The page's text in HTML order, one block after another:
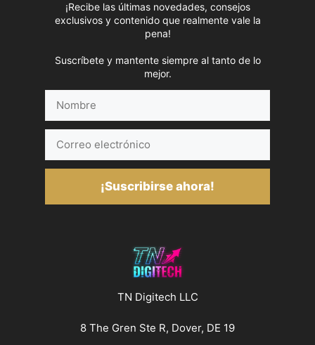
¡Recibe las últimas novedades, consejos
exclusivos y contenido que realmente vale la
pena!
Suscríbete y mantente siempre al tanto de lo
mejor.
electrónico
¡Suscribirse ahora!
TN Digitech LLC
8 The Gren Ste R, Dover, DE 19